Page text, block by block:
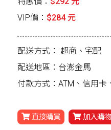
VIP價： $284 元
配送方式： 超商、宅配
配送地區：台澎金馬
付款方式：ATM、信用卡
直接購買 加入購